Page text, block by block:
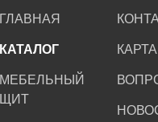
ГЛАВНАЯ
КАТАЛОГ
МЕБЕЛЬНЫЙ
ЩИТ